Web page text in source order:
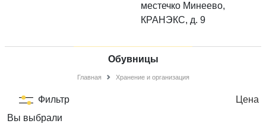
местечко Минеево,
КРАНЭКС, д. 9
Обувницы
Главная Хранение и организация
Фильтр
Цена
Вы выбрали